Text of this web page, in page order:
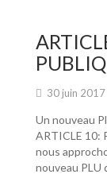
o
o
k
30 juin 2017
Un nouveau
ARTICLE 10:
nous
nouveau PLU